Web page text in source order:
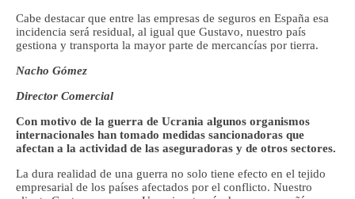
Cabe destacar que entre las empresas de seguros en España esa
incidencia será residual, al igual que Gustavo, nuestro país
gestiona y transporta la mayor parte de mercancías por tierra.
Nacho Gómez
Director Comercial
Con motivo de la guerra de Ucrania algunos organismos
internacionales han tomado medidas sancionadoras que
afectan a la actividad de las aseguradoras y de otros sectores.
La dura realidad de una guerra no solo tiene efecto en el tejido
empresarial de los países afectados por el conflicto. Nuestro